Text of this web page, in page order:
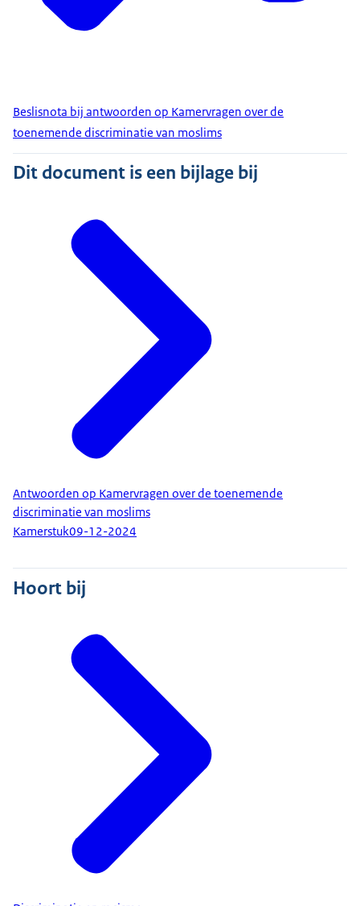
Beslisnota bij antwoorden op Kamervragen over de
toenemende discriminatie van moslims
Dit document is een bijlage bij
Antwoorden op Kamervragen over de toenemende
discriminatie van moslims
Kamerstuk09-12-2024
Hoort bij